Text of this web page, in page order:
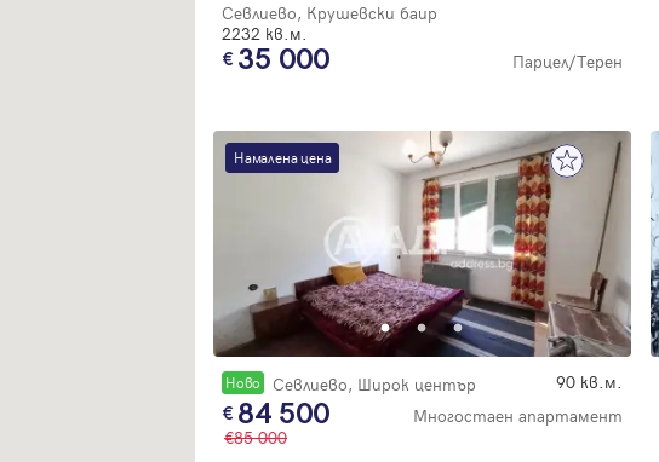
Севлиево, Крушевски баир
2232 кв.м.
35 000 Парцел/Терен
Намалена цена
Новo Севлиево, Широк център 90 кв.м.
84 500
Многостаен апартамент
85 000